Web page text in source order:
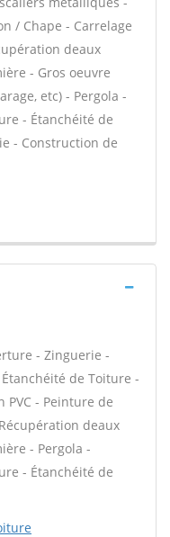
/ Chape - Carrelage
deaux
- Gros oeuvre
etc) - Pergola -
- Étanchéité de
- Construction de
- Zinguerie -
de Toiture -
PVC - Peinture de
deaux
- Pergola -
- Étanchéité de